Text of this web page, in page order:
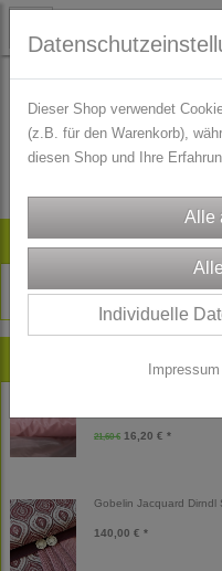
21,60 € 16,20 € *
Gobelin Jacquard Dirndl
140,00 € *
Es wurden leider keine
Dieser Shop verwendet
(z.B. für den Warenkorb),
diesen Shop und Ihre
Individuelle
Impressum